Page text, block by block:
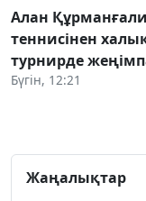
Алан
теннисінен
турнирде
Бүгін, 12:21
Жаңалықтар